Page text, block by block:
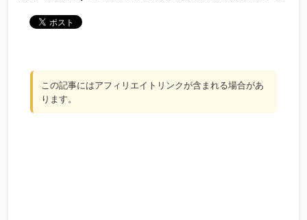
この記事にはアフィリエイトリンクが含まれる場合があ
ります。